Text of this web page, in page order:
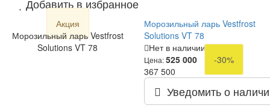
Добавить в избранное
Акция
Морозильный ларь Vestfrost
Solutions VT 78
Морозильный ларь Vestfrost
Solutions VT 78
Нет в наличии
Цена:525 000
-30%
367 500
Уведомить о